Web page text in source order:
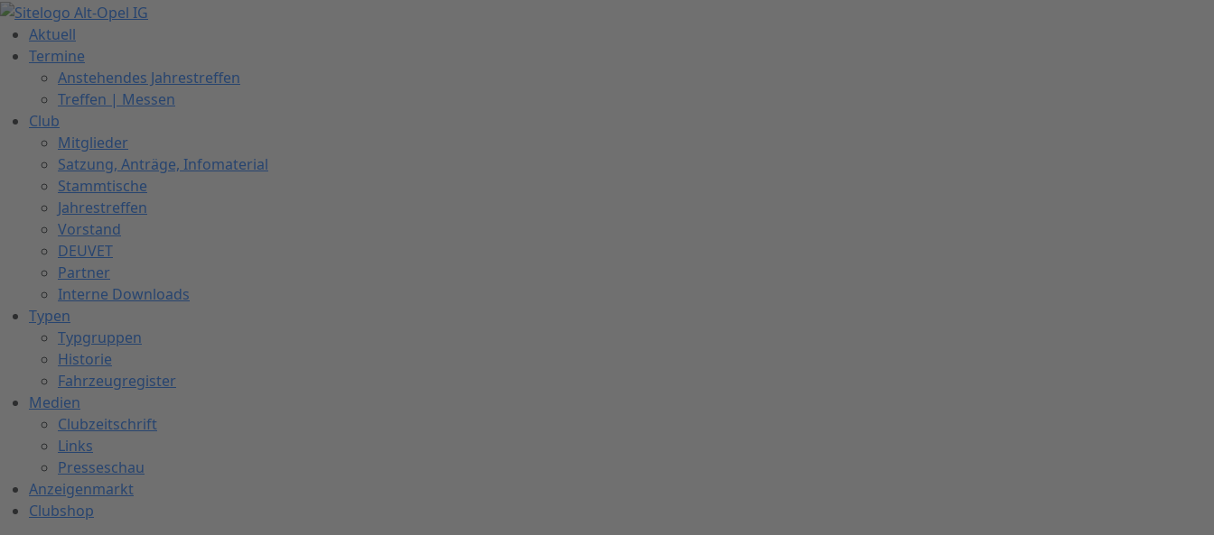
Zum
Inhalt
springen
Aktuell
Termine
Anstehendes Jahrestreffen
Treffen | Messen
Club
Mitglieder
Satzung, Anträge, Infomaterial
Stammtische
Jahrestreffen
Vorstand
DEUVET
Partner
Interne Downloads
Typen
Typgruppen
Historie
Fahrzeugregister
Medien
Clubzeitschrift
Links
Presseschau
Anzeigenmarkt
Clubshop